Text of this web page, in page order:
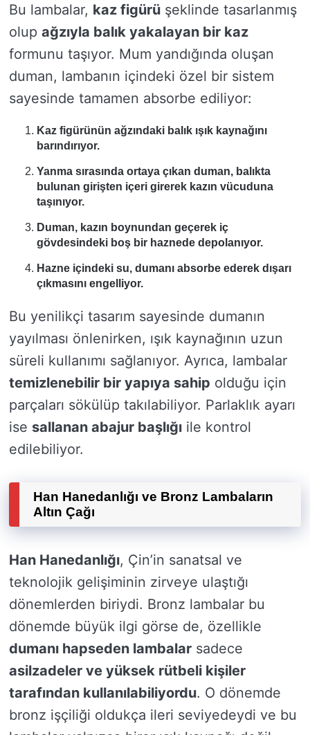
Bu lambalar, kaz figürü şeklinde tasarlanmış
olup ağzıyla balık yakalayan bir kaz
formunu taşıyor. Mum yandığında oluşan
duman, lambanın içindeki özel bir sistem
sayesinde tamamen absorbe ediliyor:
Kaz figürünün ağzındaki balık ışık kaynağını
barındırıyor.
Yanma sırasında ortaya çıkan duman, balıkta
bulunan girişten içeri girerek kazın vücuduna
taşınıyor.
Duman, kazın boynundan geçerek iç
gövdesindeki boş bir haznede depolanıyor.
Hazne içindeki su, dumanı absorbe ederek dışarı
çıkmasını engelliyor.
Bu yenilikçi tasarım sayesinde dumanın
yayılması önlenirken, ışık kaynağının uzun
süreli kullanımı sağlanıyor. Ayrıca, lambalar
temizlenebilir bir yapıya sahip olduğu için
parçaları sökülüp takılabiliyor. Parlaklık ayarı
ise sallanan abajur başlığı ile kontrol
edilebiliyor.
Han Hanedanlığı ve Bronz Lambaların
Altın Çağı
Han Hanedanlığı, Çin’in sanatsal ve
teknolojik gelişiminin zirveye ulaştığı
dönemlerden biriydi. Bronz lambalar bu
dönemde büyük ilgi görse de, özellikle
dumanı hapseden lambalar sadece
asilzadeler ve yüksek rütbeli kişiler
tarafından kullanılabiliyordu. O dönemde
bronz işçiliği oldukça ileri seviyedeydi ve bu